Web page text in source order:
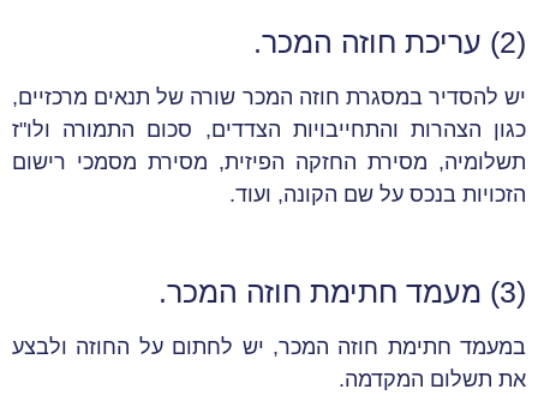
(2) עריכת חוזה המכר.
יש להסדיר במסגרת חוזה המכר שורה של תנאים מרכזיים,
כגון הצהרות והתחייבויות הצדדים, סכום התמורה ולו"ז
תשלומיה, מסירת החזקה הפיזית, מסירת מסמכי רישום
הזכויות בנכס על שם הקונה, ועוד.
(3) מעמד חתימת חוזה המכר.
במעמד חתימת חוזה המכר, יש לחתום על החוזה ולבצע
את תשלום המקדמה.